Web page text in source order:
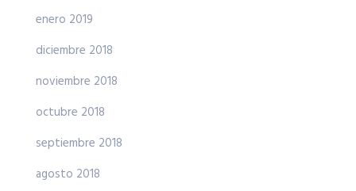
enero 2019
diciembre 2018
noviembre 2018
octubre 2018
septiembre 2018
agosto 2018